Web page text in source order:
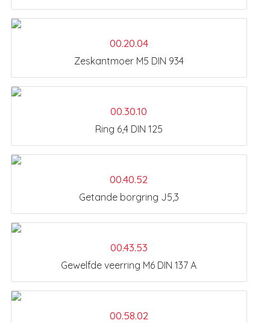
00.20.04
Zeskantmoer M5 DIN 934
00.30.10
Ring 6,4 DIN 125
00.40.52
Getande borgring J5,3
00.43.53
Gewelfde veerring M6 DIN 137 A
00.58.02